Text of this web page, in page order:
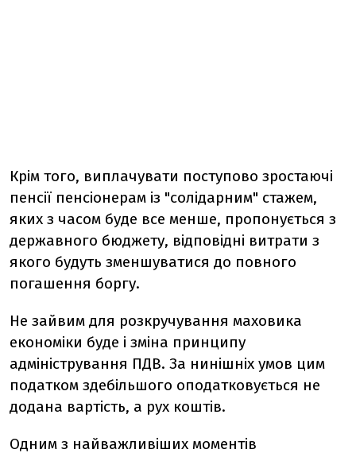
Крім того, виплачувати поступово зростаючі
пенсії пенсіонерам із "солідарним" стажем,
яких з часом буде все менше, пропонується з
державного бюджету, відповідні витрати з
якого будуть зменшуватися до повного
погашення боргу.
Не зайвим для розкручування маховика
економіки буде і зміна принципу
адміністрування ПДВ. За нинішніх умов цим
податком здебільшого оподатковується не
додана вартість, а рух коштів.
Одним з найважливіших моментів